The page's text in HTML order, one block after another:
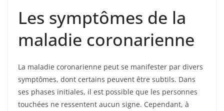
Les symptômes de la
maladie coronarienne
La maladie coronarienne peut se manifester par divers
symptômes, dont certains peuvent être subtils. Dans
ses phases initiales, il est possible que les personnes
touchées ne ressentent aucun signe. Cependant, à